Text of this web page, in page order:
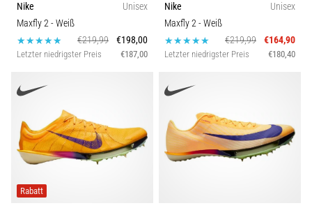
Nike
Unisex
Maxfly 2- Weiß
€219,99
€198,00
Letzter niedrigster Preis €187,00
Nike
Unisex
Maxfly 2- Weiß
€219,99
€164,90
Letzter niedrigster Preis €180,40
Rabatt